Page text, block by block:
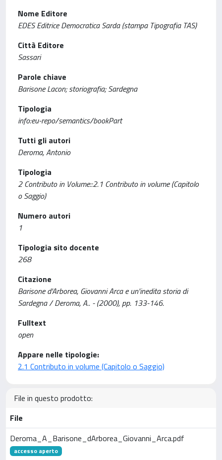
Nome Editore
EDES Editrice Democratica Sarda (stampa Tipografia TAS)
Città Editore
Sassari
Parole chiave
Barisone Lacon; storiografia; Sardegna
Tipologia
info:eu-repo/semantics/bookPart
Tutti gli autori
Deroma, Antonio
Tipologia
2 Contributo in Volume::2.1 Contributo in volume (Capitolo
o Saggio)
Numero autori
1
Tipologia sito docente
268
Citazione
Barisone d'Arborea, Giovanni Arca e un'inedita storia di
Sardegna / Deroma, A.. - (2000), pp. 133-146.
Fulltext
open
Appare nelle tipologie:
2.1 Contributo in volume (Capitolo o Saggio)
File in questo prodotto:
File
Deroma_A_Barisone_dArborea_Giovanni_Arca.pdf
accesso aperto